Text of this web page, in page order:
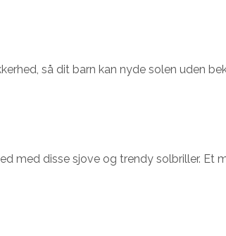
så dit barn kan nyde solen uden
med disse sjove og trendy solbriller. Et